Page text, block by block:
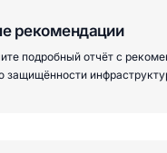
рекомендации
подробный отчёт с
защищённости